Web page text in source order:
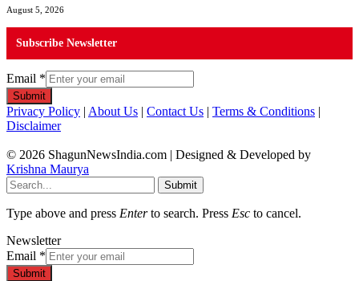
August 5, 2026
Subscribe Newsletter
Email *
Submit
Privacy Policy | About Us | Contact Us | Terms & Conditions |
Disclaimer
© 2026 ShagunNewsIndia.com | Designed & Developed by
Krishna Maurya
Submit
Type above and press Enterto search. Press Esc to cancel.
Newsletter
Email *
Submit